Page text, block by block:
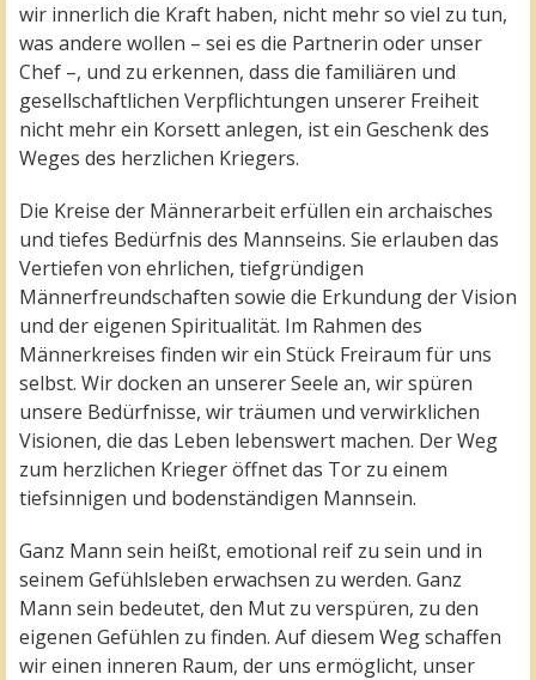
wir innerlich die Kraft haben, nicht mehr so viel zu tun,
was andere wollen – sei es die Partnerin oder unser
Chef –, und zu erkennen, dass die familiären und
gesellschaftlichen Verpflichtungen unserer Freiheit
nicht mehr ein Korsett anlegen, ist ein Geschenk des
Weges des herzlichen Kriegers.
Die Kreise der Männerarbeit erfüllen ein archaisches
und tiefes Bedürfnis des Mannseins. Sie erlauben das
Vertiefen von ehrlichen, tiefgründigen
Männerfreundschaften sowie die Erkundung der Vision
und der eigenen Spiritualität. Im Rahmen des
Männerkreises finden wir ein Stück Freiraum für uns
selbst. Wir docken an unserer Seele an, wir spüren
unsere Bedürfnisse, wir träumen und verwirklichen
Visionen, die das Leben lebenswert machen. Der Weg
zum herzlichen Krieger öffnet das Tor zu einem
tiefsinnigen und bodenständigen Mannsein.
Ganz Mann sein heißt, emotional reif zu sein und in
seinem Gefühlsleben erwachsen zu werden. Ganz
Mann sein bedeutet, den Mut zu verspüren, zu den
eigenen Gefühlen zu finden. Auf diesem Weg schaffen
wir einen inneren Raum, der uns ermöglicht, unser